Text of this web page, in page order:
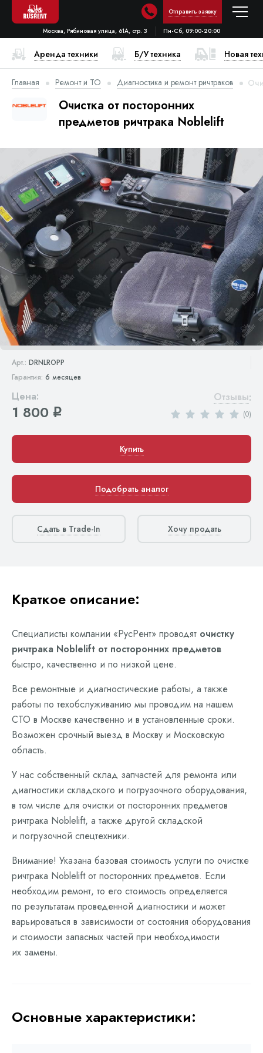
Отправить заявку
Москва, Рябиновая улица, 61А, стр. 3 Пн-Сб, 09:00-20:00
Аренда техники Б/У техника Новая
Главная Ремонт и ТО Диагностика и ремонт ричтраков
Очистка от посторонних
предметов ричтрака Noblelift
Арт.: DRNLROPP
Гарантия: 6 месяцев
Цена:
1 800 q
Отзывы:
(0)
Купить
Подобрать аналог
Сдать в Trade-In Хочу продать
Краткое описание:
Специалисты компании «РусРент» проводят очистку
ричтрака Noblelift от посторонних предметов
быстро, качественно и по низкой цене.
Все ремонтные и диагностические работы, а также
работы по техобслуживанию мы проводим на нашем
СТО в Москве качественно и в установленные сроки.
Возможен срочный выезд в Москву и Московскую
область.
У нас собственный склад запчастей для ремонта или
диагностики складского и погрузочного оборудования,
в том числе для очистки от посторонних предметов
ричтрака Noblelift, а также другой складской
и погрузочной спецтехники.
Внимание! Указана базовая стоимость услуги по очистке
ричтрака Noblelift от посторонних предметов. Если
необходим ремонт, то его стоимость определяется
по результатам проведенной диагностики и может
варьироваться в зависимости от состояния оборудования
и стоимости запасных частей при необходимости
их замены.
Основные характеристики: